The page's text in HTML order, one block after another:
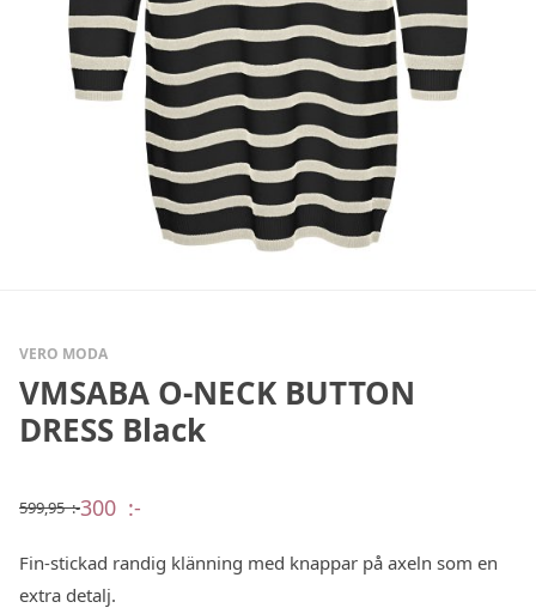
VERO MODA
VMSABA O-NECK BUTTON
DRESS Black
599,95:-
Det
var:
599,95 :-.
300 :-
Det
är:
300 :-.
Fin-stickad randig klänning med knappar på axeln som en
extra detalj.